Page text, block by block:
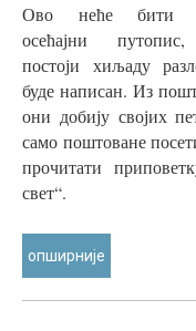
Ово неће бити
осећајни
постоји хиљаду
буде написан. Из
они добију својих
само поштоване
прочитати
свет“.
опширније